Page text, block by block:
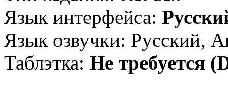
Язык интерфейса:
Язык озвучки: Русский,
Таблэтка: Не требуется